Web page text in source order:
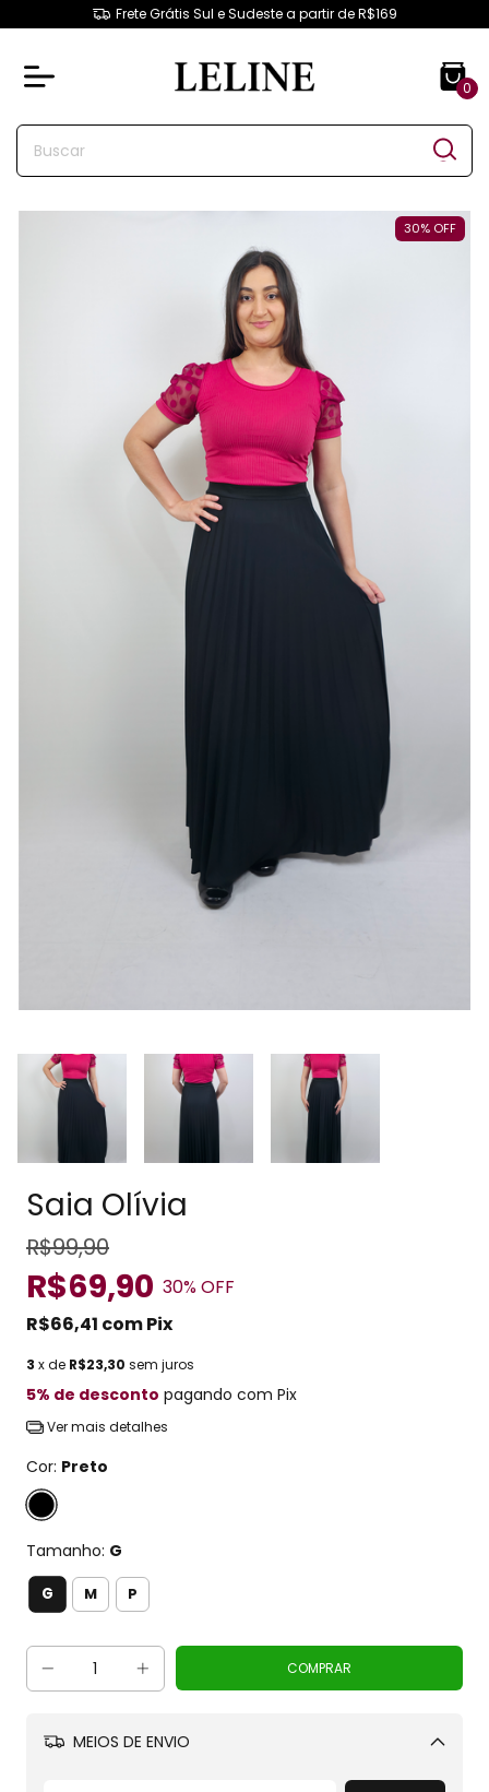
Frete Grátis Sul e Sudeste a partir de R$169
0
30% OFF
Saia Olívia
R$99,90
R$69,90 30% OFF
R$66,41 comPix
3 x de R$23,30 sem juros
5% de desconto pagando com Pix
Ver mais detalhes
Cor: Preto
Tamanho: G
G M P
MEIOS DE ENVIO
Alterar CEP